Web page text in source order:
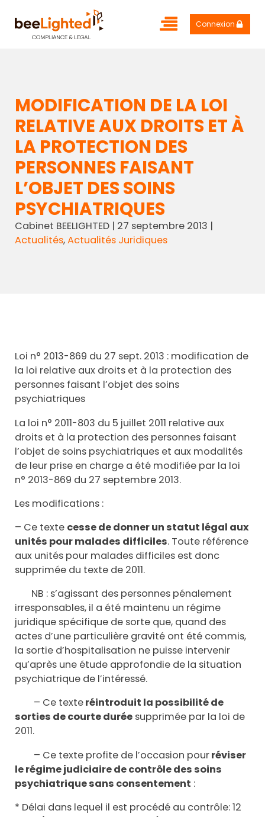
Connexion
MODIFICATION DE LA LOI
RELATIVE AUX DROITS ET À
LA PROTECTION DES
PERSONNES FAISANT
L’OBJET DES SOINS
PSYCHIATRIQUES
Cabinet BEELIGHTED| 27 septembre 2013 |
Actualités,Actualités Juridiques
Loi n° 2013-869 du 27 sept. 2013 : modification de
la loi relative aux droits et à la protection des
personnes faisant l’objet des soins
psychiatriques
La loi n° 2011-803 du 5 juillet 2011 relative aux
droits et à la protection des personnes faisant
l’objet de soins psychiatriques et aux modalités
de leur prise en charge a été modifiée par la loi
n° 2013-869 du 27 septembre 2013.
Les modifications :
– Ce texte cesse de donner un statut légal aux
unités pour malades difficiles. Toute référence
aux unités pour malades difficiles est donc
supprimée du texte de 2011.
NB : s’agissant des personnes pénalement
irresponsables, il a été maintenu un régime
juridique spécifique de sorte que, quand des
actes d’une particulière gravité ont été commis,
la sortie d’hospitalisation ne puisse intervenir
qu’après une étude approfondie de la situation
psychiatrique de l’intéressé.
– Ce texteréintroduit la possibilité de
sorties de courte duréesupprimée par la loi de
2011.
– Ce texte profite de l’occasion pourréviser
le régime judiciaire de contrôle des soins
psychiatrique sans consentement :
* Délai dans lequel il est procédé au contrôle: 12